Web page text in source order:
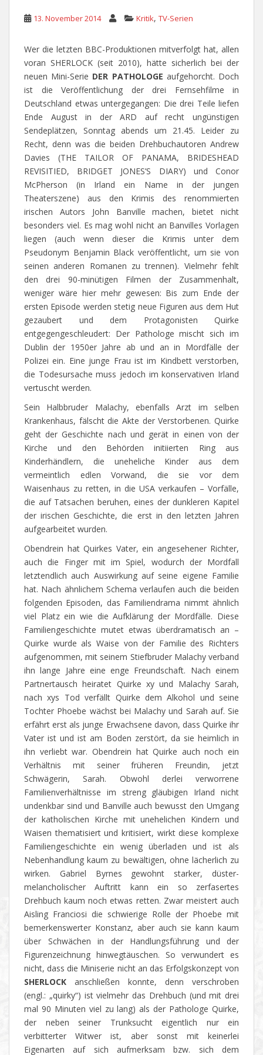
13. November 2014 Kritik, TV-Serien
Wer die letzten BBC-Produktionen mitverfolgt hat, allen
voran SHERLOCK (seit 2010), hätte sicherlich bei der
neuen Mini-Serie DER PATHOLOGE aufgehorcht. Doch
ist die Veröffentlichung der drei Fernsehfilme in
Deutschland etwas untergegangen: Die drei Teile liefen
Ende August in der ARD auf recht ungünstigen
Sendeplätzen, Sonntag abends um 21.45. Leider zu
Recht, denn was die beiden Drehbuchautoren Andrew
Davies (THE TAILOR OF PANAMA, BRIDESHEAD
REVISITIED, BRIDGET JONES’S DIARY) und Conor
McPherson (in Irland ein Name in der jungen
Theaterszene) aus den Krimis des renommierten
irischen Autors John Banville machen, bietet nicht
besonders viel. Es mag wohl nicht an Banvilles Vorlagen
liegen (auch wenn dieser die Krimis unter dem
Pseudonym Benjamin Black veröffentlicht, um sie von
seinen anderen Romanen zu trennen). Vielmehr fehlt
den drei 90-minütigen Filmen der Zusammenhalt,
weniger wäre hier mehr gewesen: Bis zum Ende der
ersten Episode werden stetig neue Figuren aus dem Hut
gezaubert und dem Protagonisten Quirke
entgegengeschleudert: Der Pathologe mischt sich im
Dublin der 1950er Jahre ab und an in Mordfälle der
Polizei ein. Eine junge Frau ist im Kindbett verstorben,
die Todesursache muss jedoch im konservativen Irland
vertuscht werden.
Sein Halbbruder Malachy, ebenfalls Arzt im selben
Krankenhaus, fälscht die Akte der Verstorbenen. Quirke
geht der Geschichte nach und gerät in einen von der
Kirche und den Behörden initiierten Ring aus
Kinderhändlern, die uneheliche Kinder aus dem
vermeintlich edlen Vorwand, die sie vor dem
Waisenhaus zu retten, in die USA verkaufen – Vorfälle,
die auf Tatsachen beruhen, eines der dunkleren Kapitel
der irischen Geschichte, die erst in den letzten Jahren
aufgearbeitet wurden.
Obendrein hat Quirkes Vater, ein angesehener Richter,
auch die Finger mit im Spiel, wodurch der Mordfall
letztendlich auch Auswirkung auf seine eigene Familie
hat. Nach ähnlichem Schema verlaufen auch die beiden
folgenden Episoden, das Familiendrama nimmt ähnlich
viel Platz ein wie die Aufklärung der Mordfälle. Diese
Familiengeschichte mutet etwas überdramatisch an –
Quirke wurde als Waise von der Familie des Richters
aufgenommen, mit seinem Stiefbruder Malachy verband
ihn lange Jahre eine enge Freundschaft. Nach einem
Partnertausch heiratet Quirke xy und Malachy Sarah,
nach xys Tod verfällt Quirke dem Alkohol und seine
Tochter Phoebe wächst bei Malachy und Sarah auf. Sie
erfährt erst als junge Erwachsene davon, dass Quirke ihr
Vater ist und ist am Boden zerstört, da sie heimlich in
ihn verliebt war. Obendrein hat Quirke auch noch ein
Verhältnis mit seiner früheren Freundin, jetzt
Schwägerin, Sarah. Obwohl derlei verworrene
Familienverhältnisse im streng gläubigen Irland nicht
undenkbar sind und Banville auch bewusst den Umgang
der katholischen Kirche mit unehelichen Kindern und
Waisen thematisiert und kritisiert, wirkt diese komplexe
Familiengeschichte ein wenig überladen und ist als
Nebenhandlung kaum zu bewältigen, ohne lächerlich zu
wirken. Gabriel Byrnes gewohnt starker, düster-
melancholischer Auftritt kann ein so zerfasertes
Drehbuch kaum noch etwas retten. Zwar meistert auch
Aisling Franciosi die schwierige Rolle der Phoebe mit
bemerkenswerter Konstanz, aber auch sie kann kaum
über Schwächen in der Handlungsführung und der
Figurenzeichnung hinwegtäuschen. So verwundert es
nicht, dass die Miniserie nicht an das Erfolgskonzept von
SHERLOCK anschließen konnte, denn verschroben
(engl.: „quirky“) ist vielmehr das Drehbuch (und mit drei
mal 90 Minuten viel zu lang) als der Pathologe Quirke,
der neben seiner Trunksucht eigentlich nur ein
verbitterter Witwer ist, aber sonst mit keinerlei
Eigenarten auf sich aufmerksam bzw. sich dem